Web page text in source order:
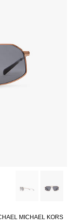
MICHAEL KORS